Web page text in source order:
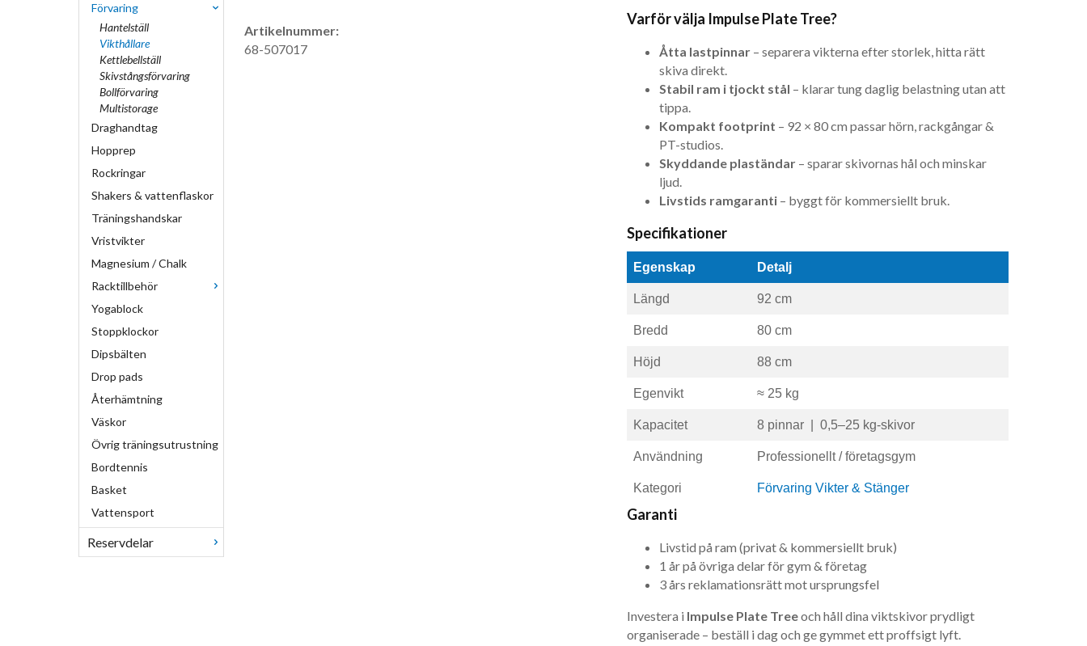
Förvaring
Hantelställ
Vikthållare
Kettlebellställ
Skivstångsförvaring
Bollförvaring
Multistorage
Draghandtag
Hopprep
Rockringar
Shakers & vattenflaskor
Träningshandskar
Vristvikter
Magnesium / Chalk
Racktillbehör
Yogablock
Stoppklockor
Dipsbälten
Drop pads
Återhämtning
Väskor
Övrig träningsutrustning
Bordtennis
Basket
Vattensport
Reservdelar
Varför välja Impulse Plate Tree?
Åtta lastpinnar– separera vikterna efter storlek, hitta rätt
skiva direkt.
Stabil ram i tjockt stål – klarar tung daglig belastning utan att
tippa.
Kompakt footprint – 92 × 80 cm passar hörn, rackgångar &
PT-studios.
Skyddande plaständar– sparar skivornas hål och minskar
ljud.
Livstids ramgaranti– byggt för kommersiellt bruk.
Specifikationer
Egenskap Detalj
Längd 92 cm
Bredd 80 cm
Höjd 88 cm
Egenvikt ≈ 25 kg
Kapacitet 8 pinnar | 0,5–25 kg-skivor
Användning Professionellt / företagsgym
Kategori Förvaring Vikter & Stänger
Garanti
Livstid på ram (privat & kommersiellt bruk)
1 år på övriga delar för gym & företag
3 års reklamationsrätt mot ursprungsfel
Investera i Impulse Plate Treeoch håll dina viktskivor prydligt
organiserade – beställ i dag och ge gymmet ett proffsigt lyft.
Artikelnummer:
68-507017